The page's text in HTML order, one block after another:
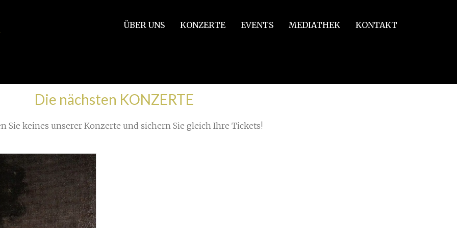
ÜBER UNS KONZERTE EVENTS MEDIATHEK KONTAKT
der Woche (4)
Die nächsten KONZERTE
Sie keines unserer Konzerte und sichern Sie gleich Ihre Tickets!